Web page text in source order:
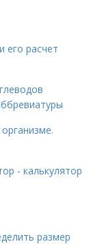
его расчет
- калькулятор
размер